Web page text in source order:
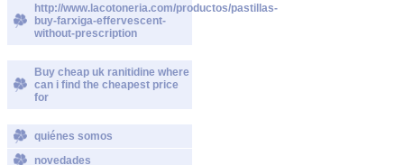
http://www.lacotoneria.com/productos/pastillas-
buy-farxiga-effervescent-
without-prescription
Buy cheap uk ranitidine where
can i find the cheapest price
for
quiénes somos
novedades